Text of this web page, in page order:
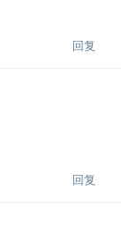
回复
回复